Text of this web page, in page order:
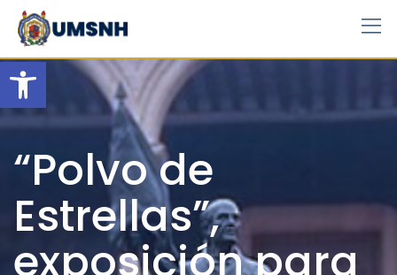
Open toolbar
Skip
content
“Polvo de
Estrellas”,
exposición para